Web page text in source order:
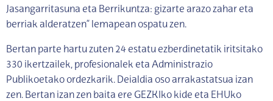
Jasangarritasuna eta Berrikuntza: gizarte arazo zahar eta
berriak alderatzen” lemapean ospatu zen.
Bertan parte hartu zuten 24 estatu ezberdinetatik iritsitako
330 ikertzailek, profesionalek eta Administrazio
Publikoetako ordezkarik. Deialdia oso arrakastatsua izan
zen. Bertan izan zen baita ere GEZKIko kide eta EHUko